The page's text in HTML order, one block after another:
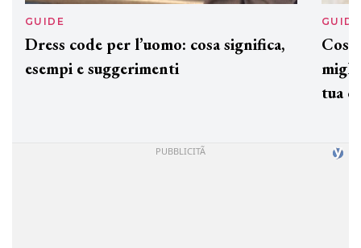
GUIDE
Dress code per l’uomo: cosa significa,
esempi e suggerimenti
GUIDE
tua